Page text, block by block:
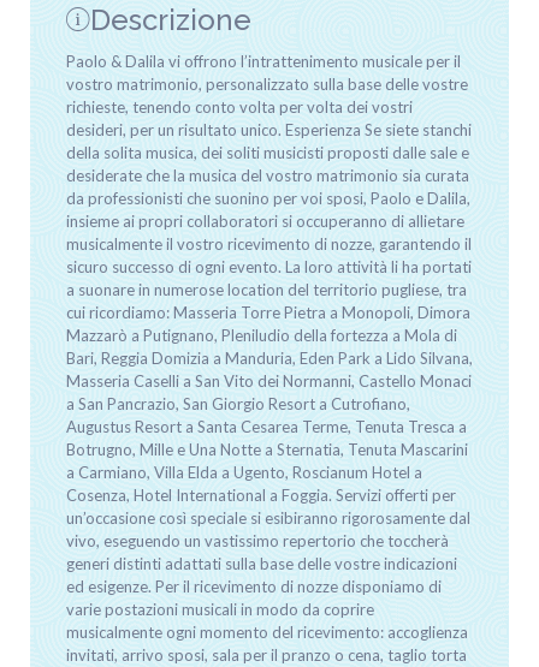
Descrizione
Paolo & Dalila vi offrono l’intrattenimento musicale per il
vostro matrimonio, personalizzato sulla base delle vostre
richieste, tenendo conto volta per volta dei vostri
desideri, per un risultato unico. Esperienza Se siete stanchi
della solita musica, dei soliti musicisti proposti dalle sale e
desiderate che la musica del vostro matrimonio sia curata
da professionisti che suonino per voi sposi, Paolo e Dalila,
insieme ai propri collaboratori si occuperanno di allietare
musicalmente il vostro ricevimento di nozze, garantendo il
sicuro successo di ogni evento. La loro attività li ha portati
a suonare in numerose location del territorio pugliese, tra
cui ricordiamo: Masseria Torre Pietra a Monopoli, Dimora
Mazzarò a Putignano, Pleniludio della fortezza a Mola di
Bari, Reggia Domizia a Manduria, Eden Park a Lido Silvana,
Masseria Caselli a San Vito dei Normanni, Castello Monaci
a San Pancrazio, San Giorgio Resort a Cutrofiano,
Augustus Resort a Santa Cesarea Terme, Tenuta Tresca a
Botrugno, Mille e Una Notte a Sternatia, Tenuta Mascarini
a Carmiano, Villa Elda a Ugento, Roscianum Hotel a
Cosenza, Hotel International a Foggia. Servizi offerti per
un’occasione così speciale si esibiranno rigorosamente dal
vivo, eseguendo un vastissimo repertorio che toccherà
generi distinti adattati sulla base delle vostre indicazioni
ed esigenze. Per il ricevimento di nozze disponiamo di
varie postazioni musicali in modo da coprire
musicalmente ogni momento del ricevimento: accoglienza
invitati, arrivo sposi, sala per il pranzo o cena, taglio torta